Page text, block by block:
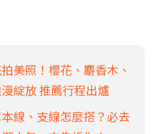
美照！櫻花、麝香木、
綻放 推薦行程出爐
線、支線怎麼搭？必去